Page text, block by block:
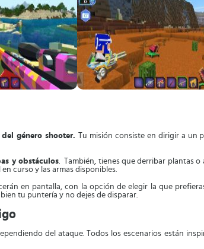
género shooter.
Tu misión consiste en dirigir a un
y obstáculos. También, tienes que derribar plantas o
curso y las armas disponibles.
en pantalla, con la opción de elegir la que
tu puntería y no dejes de disparar.
del ataque. Todos los escenarios están